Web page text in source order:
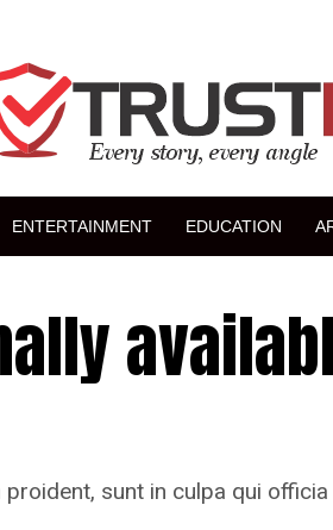
ENTERTAINMENT EDUCATION
sunt in culpa qui